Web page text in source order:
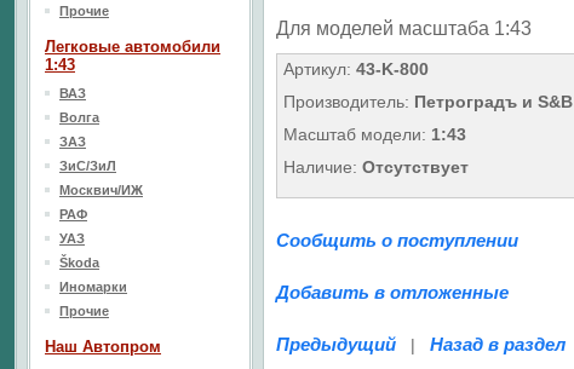
Для моделей масштаба 1:43
Артикул: 43-K-800
Производитель: Петроградъ и S&B
Масштаб модели: 1:43
Наличие: Отсутствует
Сообщить о поступлении
Добавить в отложенные
Предыдущий | Назад в раздел
Прочие
Легковые автомобили
1:43
ВАЗ
Волга
ЗАЗ
ЗиС/ЗиЛ
Москвич/ИЖ
РАФ
УАЗ
Škoda
Иномарки
Прочие
Наш Aвтопром